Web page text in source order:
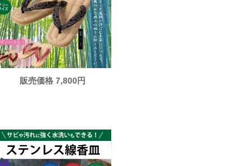
販売価格 7,800円